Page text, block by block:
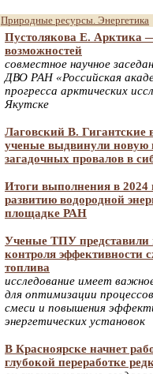
Природные ресурсы. Энергетика
Пустолякова Е. Арктика
возможностей
совместное научное
ДВО РАН «Российская
прогресса арктических
Якутске
Лаговский В. Гигантские
ученые выдвинули новую
загадочных провалов в
Итоги выполнения в
развитию водородной
площадке РАН
Ученые ТПУ представили
контроля эффективности
топлива
исследование имеет
для оптимизации
смеси и повышения
энергетических установок
В Красноярске начнет
глубокой переработке